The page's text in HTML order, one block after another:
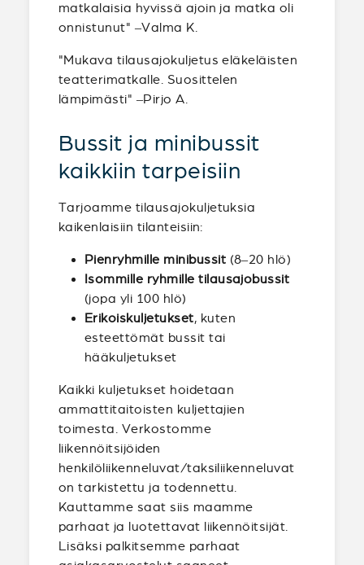
matkalaisia hyvissä ajoin ja matka oli
onnistunut" –Valma K.
"Mukava tilausajokuljetus eläkeläisten
teatterimatkalle. Suosittelen
lämpimästi" –Pirjo A.
Bussit ja minibussit
kaikkiin tarpeisiin
Tarjoamme tilausajokuljetuksia
kaikenlaisiin tilanteisiin:
Pienryhmille minibussit (8–20 hlö)
Isommille ryhmille tilausajobussit
(jopa yli 100 hlö)
Erikoiskuljetukset, kuten
esteettömät bussit tai
hääkuljetukset
Kaikki kuljetukset hoidetaan
ammattitaitoisten kuljettajien
toimesta. Verkostomme
liikennöitsijöiden
henkilöliikenneluvat/taksiliikenneluvat
on tarkistettu ja todennettu.
Kauttamme saat siis maamme
parhaat ja luotettavat liikennöitsijät.
Lisäksi palkitsemme parhaat